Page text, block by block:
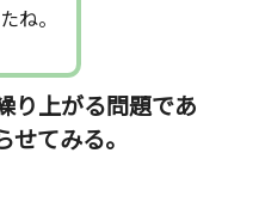
ね。
り上がる問題であ
てみる。